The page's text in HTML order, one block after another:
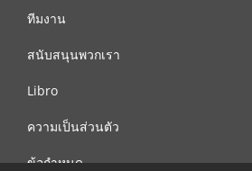
ทีมงาน
สนับสนุนพวกเรา
Libro
ความเป็นส่วนตัว
ข้อกำหนด